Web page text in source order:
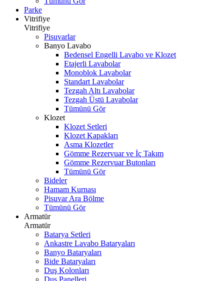
Parke
Vitrifiye
Vitrifiye
Pisuvarlar
Banyo Lavabo
Bedensel Engelli Lavabo ve Klozet
Etajerli Lavabolar
Monoblok Lavabolar
Standart Lavabolar
Tezgah Altı Lavabolar
Tezgah Üstü Lavabolar
Tümünü Gör
Klozet
Klozet Setleri
Klozet Kapakları
Asma Klozetler
Gömme Rezervuar ve İç Takım
Gömme Rezervuar Butonları
Tümünü Gör
Bideler
Hamam Kurnası
Pisuvar Ara Bölme
Tümünü Gör
Armatür
Armatür
Batarya Setleri
Ankastre Lavabo Bataryaları
Banyo Bataryaları
Bide Bataryaları
Duş Kolonları
Duş Panelleri